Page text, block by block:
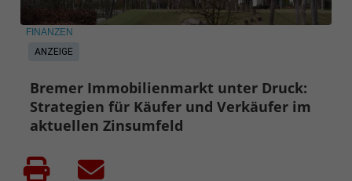
ANZEIGE
FINANZEN
Bremer Immobilienmarkt unter Druck:
Strategien für Käufer und Verkäufer im
aktuellen Zinsumfeld